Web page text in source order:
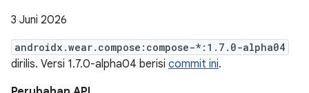
3 Juni 2026
androidx.wear.compose:compose-*:1.7.0-alpha04
dirilis. Versi 1.7.0-alpha04 berisi commit ini.